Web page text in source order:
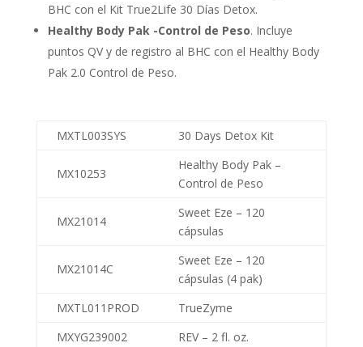
BHC con el Kit True2Life 30 Días Detox.
Healthy Body Pak -Control de Peso. Incluye
puntos QV y de registro al BHC con el Healthy Body
Pak 2.0 Control de Peso.
MXTL003SYS 30 Days Detox Kit
MX10253
Healthy Body Pak –
Control de Peso
MX21014
Sweet Eze – 120
cápsulas
MX21014C
Sweet Eze – 120
cápsulas (4 pak)
MXTL011PROD
TrueZyme
MXYG239002
REV – 2 fl. oz.